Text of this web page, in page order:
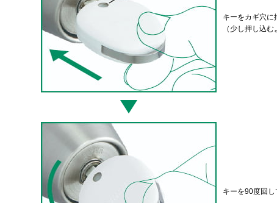
キーをカギ穴に
（少し押し込む
キーを90度回し